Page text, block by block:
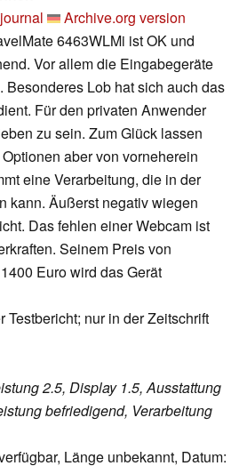
Archive.org version
6463WLMi ist OK und
Vor allem die Eingabegeräte
Besonderes Lob hat sich auch das
Für den privaten Anwender
zu sein. Zum Glück lassen
aber von vorneherein
eine Verarbeitung, die in der
kann. Äußerst negativ wiegen
Das fehlen einer Webcam ist
Seinem Preis von
Euro wird das Gerät
Testbericht; nur in der Zeitschrift
2.5, Display 1.5, Ausstattung
befriedigend, Verarbeitung
Länge unbekannt, Datum: